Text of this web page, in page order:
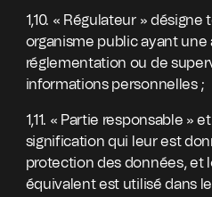
1,10. « Régulateur »
organisme public ayant une
réglementation ou de
informations personnelles ;
1,11. « Partie responsable »
signification qui leur est
protection des données, et
équivalent est utilisé dans